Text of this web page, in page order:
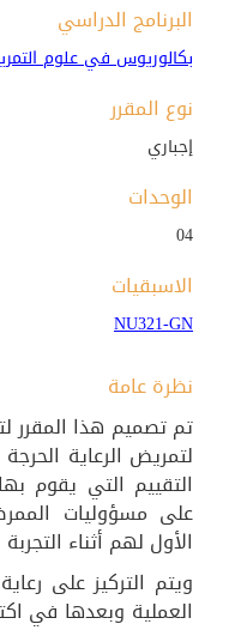
البرنامج الدراسي
بكالوريوس في علوم
نوع المقرر
إجباري
الوحدات
04
الاسبقيات
NU321-GN
نظرة عامة
تم تصميم هذا المقرر
لتمريض الرعاية
التقييم التي يقوم
على مسؤوليات
الأول لهم أثناء
ويتم التركيز على
العملية وبعدها في